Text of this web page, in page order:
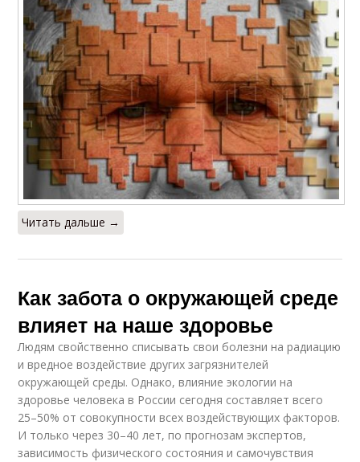
Читать дальше →
Как забота о окружающей среде
влияет на наше здоровье
Людям свойственно списывать свои болезни на радиацию
и вредное воздействие других загрязнителей
окружающей среды. Однако, влияние экологии на
здоровье человека в России сегодня составляет всего
25–50% от совокупности всех воздействующих факторов.
И только через 30–40 лет, по прогнозам экспертов,
зависимость физического состояния и самочувствия